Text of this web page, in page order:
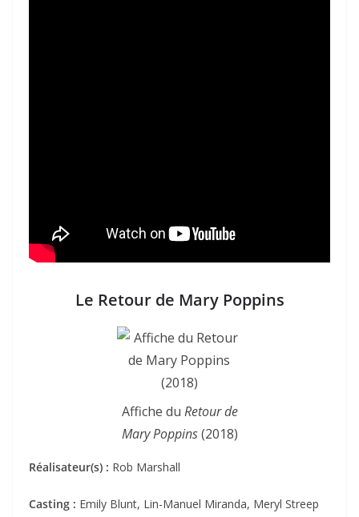
Le Retour de Mary Poppins
Affiche du Retour de
Mary Poppins(2018)
Réalisateur(s) : Rob Marshall
Casting : Emily Blunt, Lin-Manuel Miranda, Meryl Streep